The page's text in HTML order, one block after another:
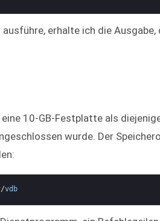
ausführe, erhalte ich die
eine 10-GB-Festplatte als
wurde. Der
/vdb